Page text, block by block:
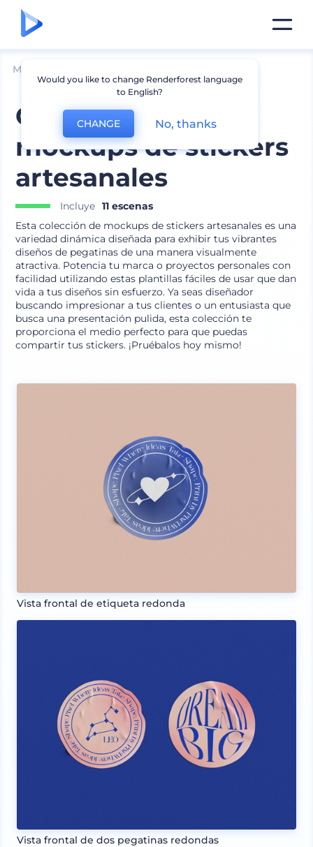
Mockups
Colección de
mockups de stickers
artesanales
Incluye 11 escenas
Esta colección de mockups de stickers artesanales es una
variedad dinámica diseñada para exhibir tus vibrantes
diseños de pegatinas de una manera visualmente
atractiva. Potencia tu marca o proyectos personales con
facilidad utilizando estas plantillas fáciles de usar que dan
vida a tus diseños sin esfuerzo. Ya seas diseñador
buscando impresionar a tus clientes o un entusiasta que
busca una presentación pulida, esta colección te
proporciona el medio perfecto para que puedas
compartir tus stickers. ¡Pruébalos hoy mismo!
Vista frontal de etiqueta redonda
Vista frontal de dos pegatinas redondas
Would you like to change Renderforest language
to English?
CHANGE No, thanks